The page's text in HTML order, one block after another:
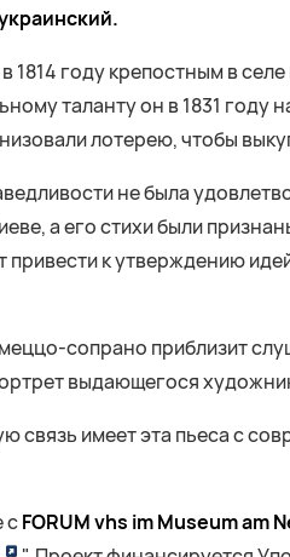
году крепостным в
таланту он в 1831
лотерею, чтобы
не была
а его стихи были
к утверждению
сопрано приблизит
выдающегося
связь имеет эта пьеса с
сFORUM vhs im Museum am